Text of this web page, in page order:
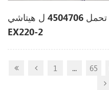
تحمل 4504706 ل هيتاشي
EX220-2
1 ... 65